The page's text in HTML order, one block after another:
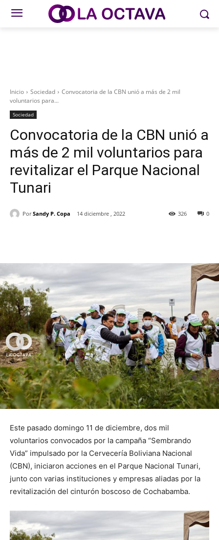
Inicio Sociedad
Convocatoria de la CBN unió a más de 2 mil
voluntarios para...
Sociedad
Convocatoria de la CBN unió a
más de 2 mil voluntarios para
revitalizar el Parque Nacional
Tunari
Por Sandy P. Copa 14 diciembre , 2022 0
326
Este pasado domingo 11 de diciembre, dos mil
voluntarios convocados por la campaña “Sembrando
Vida” impulsado por la Cervecería Boliviana Nacional
(CBN), iniciaron acciones en el Parque Nacional Tunari,
junto con varias instituciones y empresas aliadas por la
revitalización del cinturón boscoso de Cochabamba.